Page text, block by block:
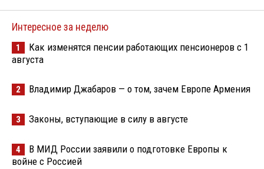
Интересное за неделю
1
Как изменятся пенсии работающих пенсионеров с 1
августа
2 Владимир Джабаров — о том, зачем Европе Армения
3 Законы, вступающие в силу в августе
4
В МИД России заявили о подготовке Европы к
войне с Россией